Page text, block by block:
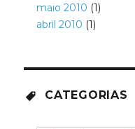
maio 2010 (1)
abril 2010 (1)
CATEGORIAS